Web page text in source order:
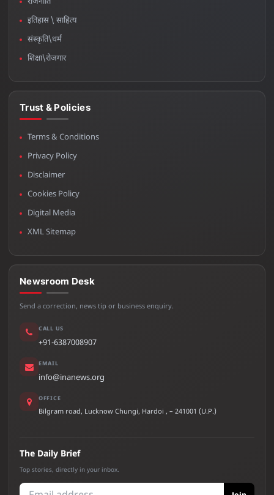
इतिहास \ साहित्य
संस्कृति\धर्म
शिक्षा\रोजगार
Trust & Policies
Terms & Conditions
Privacy Policy
Disclaimer
Cookies Policy
Digital Media
XML Sitemap
Newsroom Desk
Send a correction, news tip or business enquiry.
CALL US
+91-6387008907
EMAIL
info@inanews.org
OFFICE
Bilgram road, Lucknow Chungi, Hardoi , – 241001 (U.P.)
The Daily Brief
Top stories, directly in your inbox.